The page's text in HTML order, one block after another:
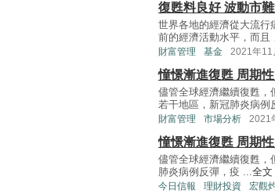
復甦料良好 波動市
世界各地的經濟從大流行
前的經濟活動水平，而且
財富管理 基金 2021年11
憧憬漸進復甦 周期
儘管全球經濟繼續復甦，
若干地區，新冠肺炎病例
財富管理 市場分析 2021
憧憬漸進復甦 周期
儘管全球經濟繼續復甦，
肺炎病例反彈，疫 ...全文
今日信報 理財投資 宏觀